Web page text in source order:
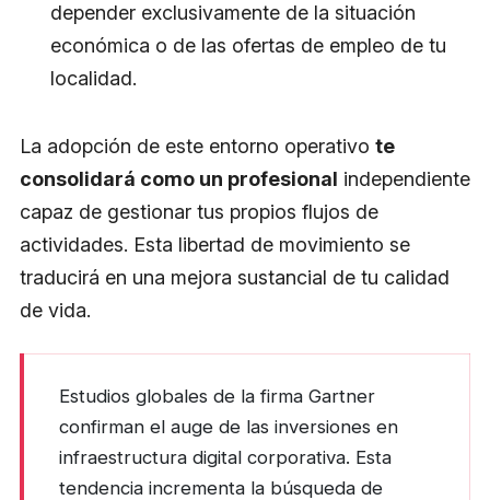
depender exclusivamente de la situación
económica o de las ofertas de empleo de tu
localidad.
La adopción de este entorno operativo te
consolidará como un profesional independiente
capaz de gestionar tus propios flujos de
actividades. Esta libertad de movimiento se
traducirá en una mejora sustancial de tu calidad
de vida.
Estudios globales de la firma Gartner
confirman el auge de las inversiones en
infraestructura digital corporativa. Esta
tendencia incrementa la búsqueda de